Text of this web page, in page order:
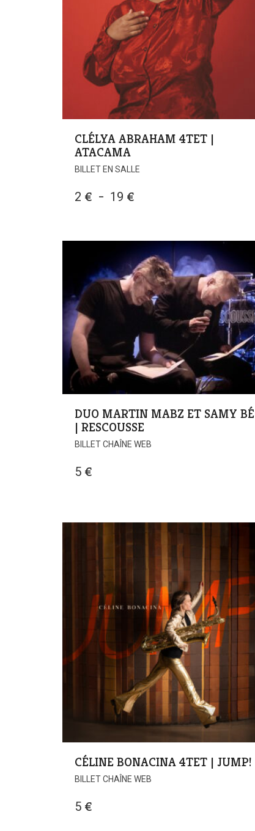
CLÉLYA ABRAHAM 4TET |
ATACAMA
BILLET EN SALLE
2 € – 19 €
2 €
À
19 €
DUO MARTIN MABZ ET SAMY BÉ
| RESCOUSSE
BILLET CHAÎNE WEB
5 €
CÉLINE BONACINA 4TET | JUMP!
BILLET CHAÎNE WEB
5 €